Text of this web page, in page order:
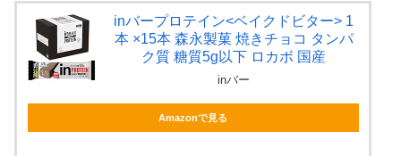
inバープロテイン<ベイクドビター> 1
本 ×15本 森永製菓 焼きチョコ タンパ
ク質 糖質5g以下 ロカボ 国産
inバー
Amazonで見る